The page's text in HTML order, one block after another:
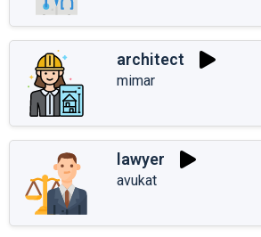
architect
mimar
lawyer
avukat